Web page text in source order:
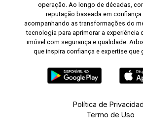
operação. Ao longo de décadas,
reputação baseada em confiança
acompanhando as transformações do
tecnologia para aprimorar a experiência
imóvel com segurança e qualidade.
que inspira confiança e expertise que
Política de
Termo de Uso